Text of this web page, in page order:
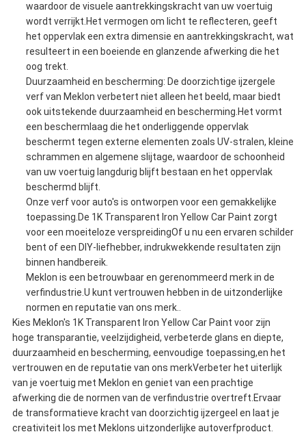
waardoor de visuele aantrekkingskracht van uw voertuig
wordt verrijkt.Het vermogen om licht te reflecteren, geeft
het oppervlak een extra dimensie en aantrekkingskracht, wat
resulteert in een boeiende en glanzende afwerking die het
oog trekt.
Duurzaamheid en bescherming: De doorzichtige ijzergele
verf van Meklon verbetert niet alleen het beeld, maar biedt
ook uitstekende duurzaamheid en bescherming.Het vormt
een beschermlaag die het onderliggende oppervlak
beschermt tegen externe elementen zoals UV-stralen, kleine
schrammen en algemene slijtage, waardoor de schoonheid
van uw voertuig langdurig blijft bestaan en het oppervlak
beschermd blijft.
Onze verf voor auto's is ontworpen voor een gemakkelijke
toepassing.De 1K Transparent Iron Yellow Car Paint zorgt
voor een moeiteloze verspreidingOf u nu een ervaren schilder
bent of een DIY-liefhebber, indrukwekkende resultaten zijn
binnen handbereik.
Meklon is een betrouwbaar en gerenommeerd merk in de
verfindustrie.U kunt vertrouwen hebben in de uitzonderlijke
normen en reputatie van ons merk..
Kies Meklon's 1K Transparent Iron Yellow Car Paint voor zijn
hoge transparantie, veelzijdigheid, verbeterde glans en diepte,
duurzaamheid en bescherming, eenvoudige toepassing,en het
vertrouwen en de reputatie van ons merkVerbeter het uiterlijk
van je voertuig met Meklon en geniet van een prachtige
afwerking die de normen van de verfindustrie overtreft.Ervaar
de transformatieve kracht van doorzichtig ijzergeel en laat je
creativiteit los met Meklons uitzonderlijke autoverfproduct.